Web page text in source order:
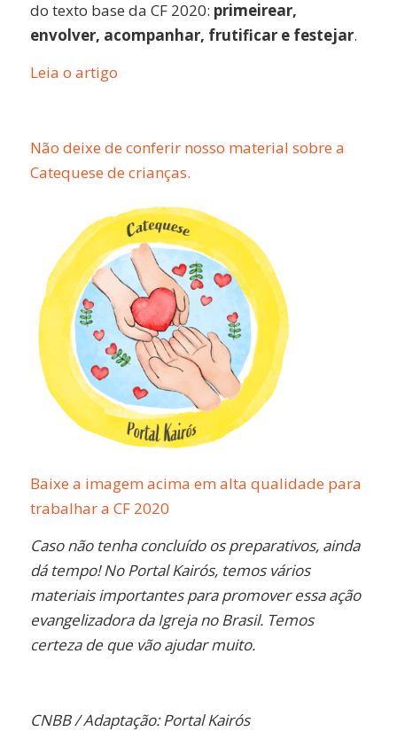
do texto base da CF 2020: primeirear,
envolver, acompanhar, frutificar e festejar.
Leia o artigo
Não deixe de conferir nosso material sobre a
Catequese de crianças.
Baixe a imagem acima em alta qualidade para
trabalhar a CF 2020
Caso não tenha concluído os preparativos, ainda
dá tempo! No Portal Kairós, temos vários
materiais importantes para promover essa ação
evangelizadora da Igreja no Brasil. Temos
certeza de que vão ajudar muito.
CNBB / Adaptação: Portal Kairós